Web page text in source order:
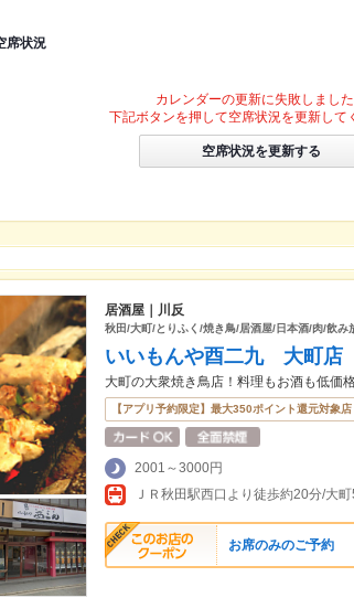
席状況
カレンダーの更新に失敗しました
下記ボタンを押して空席状況を更新して
空席状況を更新する
居酒屋｜川反
秋田/大町/とりふく/焼き鳥/居酒屋/日本酒/肉/飲み
いいもんや酉二九 大町店
大町の大衆焼き鳥店！料理もお酒も低価
【アプリ予約限定】最大350ポイント還元対象店
2001～3000円
ＪＲ秋田駅西口より徒歩約20分/大
お席のみのご予約